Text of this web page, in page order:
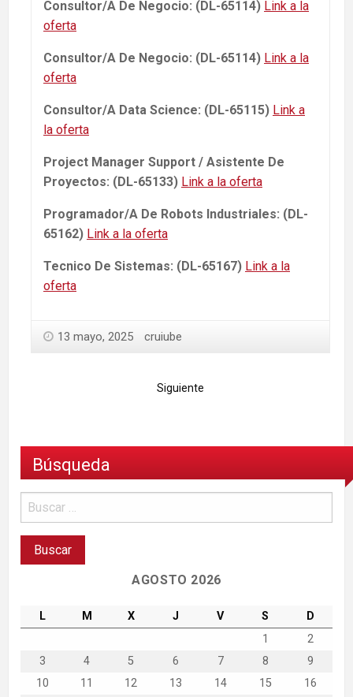
Consultor/A De Negocio: (DL-65114) Link a la
oferta
Consultor/A De Negocio: (DL-65114) Link a la
oferta
Consultor/A Data Science: (DL-65115) Link a
la oferta
Project Manager Support / Asistente De
Proyectos: (DL-65133) Link a la oferta
Programador/A De Robots Industriales: (DL-
65162) Link a la oferta
Tecnico De Sistemas: (DL-65167) Link a la
oferta
13 mayo, 2025 cruiube
Siguiente
Búsqueda
AGOSTO 2026
L M X J V S
D
1
2
3
4 5 6 7 8
9
10
11 12 13 14 15
16